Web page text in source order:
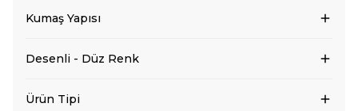
Kumaş Yapısı
Desenli - Düz Renk
Ürün Tipi